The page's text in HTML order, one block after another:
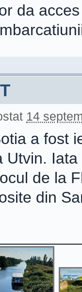
da
14
a fost
Utvin.
de la
din